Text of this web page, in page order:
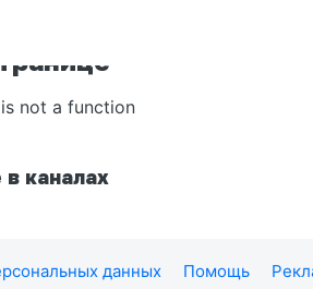
not a function
каналах
данных Помощь